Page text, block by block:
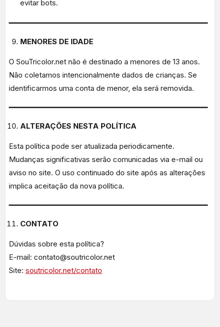
evitar bots.
━━━━━━━━━━━━━━━━━━━━━━━━━━━━━━━━━━━━━━━━━━━━━
MENORES DE IDADE
O SouTricolor.net não é destinado a menores de 13 anos.
Não coletamos intencionalmente dados de crianças. Se
identificarmos uma conta de menor, ela será removida.
━━━━━━━━━━━━━━━━━━━━━━━━━━━━━━━━━━━━━━━━━━━━━
ALTERAÇÕES NESTA POLÍTICA
Esta política pode ser atualizada periodicamente.
Mudanças significativas serão comunicadas via e-mail ou
aviso no site. O uso continuado do site após as alterações
implica aceitação da nova política.
━━━━━━━━━━━━━━━━━━━━━━━━━━━━━━━━━━━━━━━━━━━━━
CONTATO
Dúvidas sobre esta política?
E-mail: contato@soutricolor.net
Site: soutricolor.net/contato